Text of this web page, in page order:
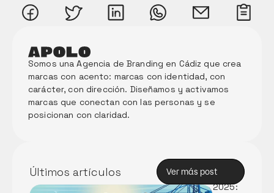
Somos una Agencia de Branding en Cádiz que crea
marcas con acento: marcas con identidad, con
carácter, con dirección. Diseñamos y activamos
marcas que conectan con las personas y se
posicionan con claridad.
Últimos artículos
Ver más post
Ver más post
Innova
ción
2025: